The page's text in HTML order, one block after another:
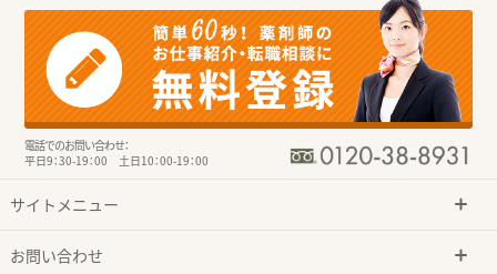
電話でのお問い合わせ：
平日9：30-19：00 土日10：00-19：00
サイトメニュー
お問い合わせ